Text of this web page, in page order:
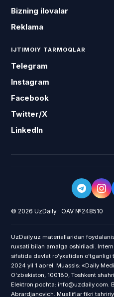
Bizning ilovalar
Reklama
IJTIMOIY TARMOQLAR
Telegram
Instagram
Facebook
Twitter/X
LinkedIn
© 2026 UzDaily · OAV №248510
UzDaily.uz materiallaridan
ruxsati bilan amalga oshiriladi.
sifatida davlat roʻyxatidan
2024 yil 1 aprel. Muassis: «Daily
Oʻzbekiston, 100180, Toshkent
Elektron pochta: info@uzdaily.com.
Abrardjanovich. Mualliflar fikri